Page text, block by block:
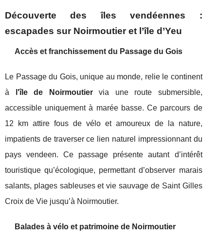
Découverte des îles vendéennes :
escapades sur Noirmoutier et l’île d’Yeu
Accès et franchissement du Passage du Gois
Le Passage du Gois, unique au monde, relie le continent
à
l'île de Noirmoutiervia une route submersible,
accessible uniquement à marée basse. Ce parcours de
12 km attire fous de vélo et amoureux de la nature,
impatients de traverser ce lien naturel impressionnant du
pays vendeen. Ce passage présente autant d’intérêt
touristique qu’écologique, permettant d’observer marais
salants, plages sableuses et vie sauvage de Saint Gilles
Croix de Vie jusqu’à Noirmoutier.
Balades à vélo et patrimoine de Noirmoutier